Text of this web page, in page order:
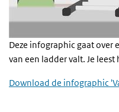
Deze infographic gaat over
van een ladder valt. Je
Download de infographic